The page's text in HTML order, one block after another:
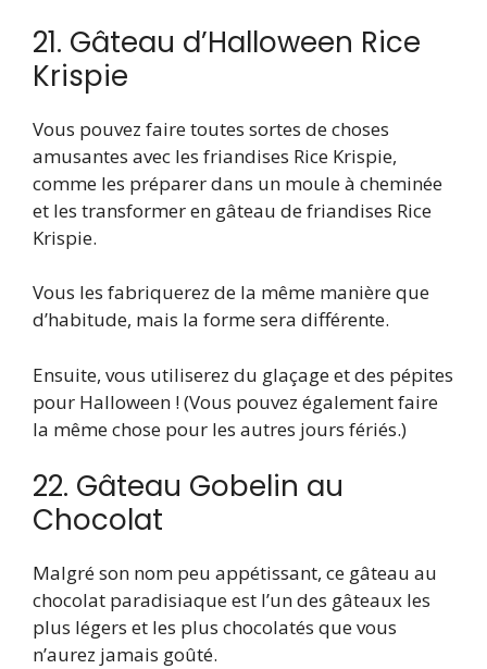
21. Gâteau d’Halloween Rice
Krispie
Vous pouvez faire toutes sortes de choses
amusantes avec les friandises Rice Krispie,
comme les préparer dans un moule à cheminée
et les transformer en gâteau de friandises Rice
Krispie.
Vous les fabriquerez de la même manière que
d’habitude, mais la forme sera différente.
Ensuite, vous utiliserez du glaçage et des pépites
pour Halloween ! (Vous pouvez également faire
la même chose pour les autres jours fériés.)
22. Gâteau Gobelin au
Chocolat
Malgré son nom peu appétissant, ce gâteau au
chocolat paradisiaque est l’un des gâteaux les
plus légers et les plus chocolatés que vous
n’aurez jamais goûté.